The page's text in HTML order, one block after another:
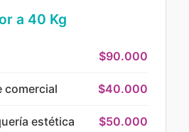
a 40 Kg
$90.000
comercial $40.000
estética $50.000